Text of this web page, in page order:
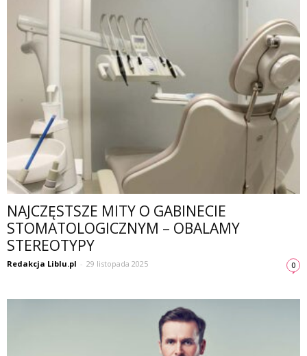
NAJCZĘSTSZE MITY O GABINECIE
STOMATOLOGICZNYM – OBALAMY
STEREOTYPY
Redakcja Liblu.pl - 29 listopada 2025 0